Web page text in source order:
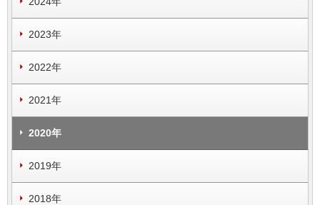
2023年
2022年
2021年
2020年
2019年
2018年